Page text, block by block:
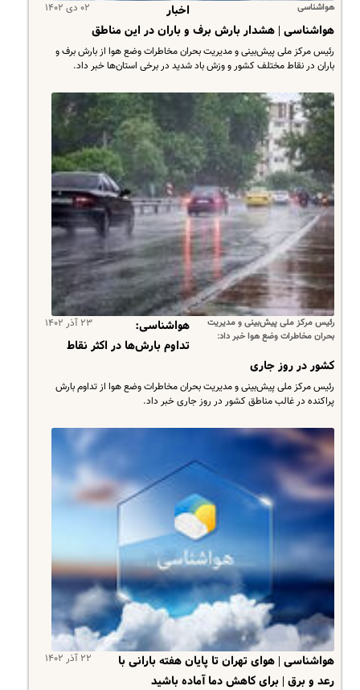
هواشناسی ۰۲ دی ۱۴۰۲
اخبار
هواشناسی | هشدار بارش برف و باران در این مناطق
​رئیس مرکز ملی پیش‌بینی و مدیریت بحران مخاطرات وضع هوا از بارش برف و
باران در نقاط مختلف کشور و وزش باد شدید در برخی استان‌ها خبر داد.
رئیس مرکز ملی پیش‌بینی و مدیریت
بحران مخاطرات وضع هوا خبر داد:
۲۳ آذر ۱۴۰۲
هواشناسی:
تداوم بارش‌ها در اکثر نقاط
کشور در روز جاری
رئیس مرکز ملی پیش‌بینی و مدیریت بحران مخاطرات وضع هوا از تداوم بارش
پراکنده در غالب مناطق کشور در روز جاری خبر داد.
۲۲ آذر ۱۴۰۲
هواشناسی | هوای تهران تا پایان هفته بارانی با
رعد و برق | برای کاهش دما آماده باشید